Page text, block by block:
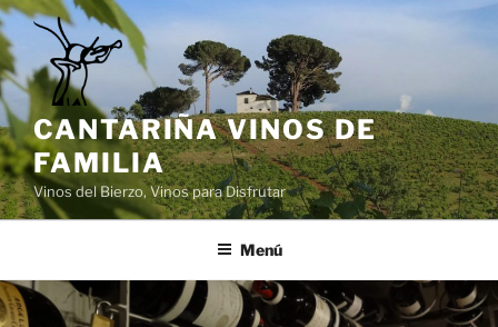
Saltar
al
contenido
CANTARIÑA VINOS DE
FAMILIA
Vinos del Bierzo, Vinos para Disfrutar
Menú